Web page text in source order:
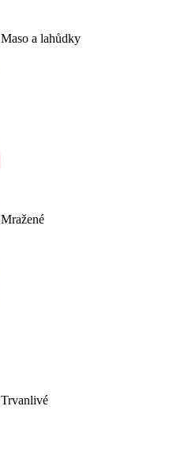
Maso a lahůdky
Mražené
Trvanlivé